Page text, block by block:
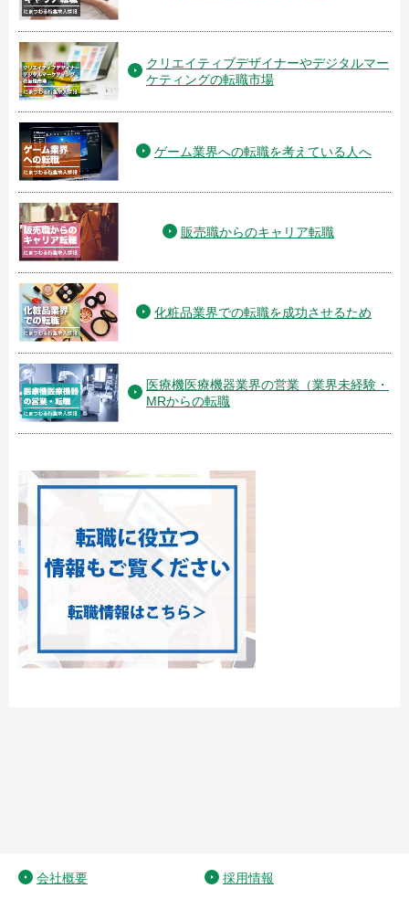
クリエイティブデザイナーやデジタルマー
ケティングの転職市場
ゲーム業界への転職を考えている人へ
販売職からのキャリア転職
化粧品業界での転職を成功させるため
医療機医療機器業界の営業（業界未経験・
MRからの転職
会社概要 採用情報